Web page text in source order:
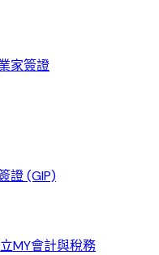
家簽證
證 (GIP)
MY會計與稅務